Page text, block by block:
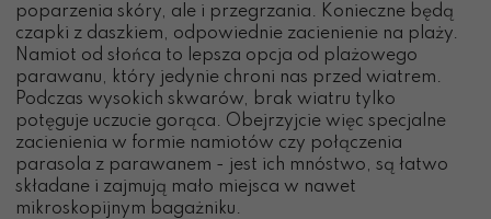
poparzenia skóry, ale i przegrzania. Konieczne będą
czapki z daszkiem, odpowiednie zacienienie na plaży.
Namiot od słońca to lepsza opcja od plażowego
parawanu, który jedynie chroni nas przed wiatrem.
Podczas wysokich skwarów, brak wiatru tylko
potęguje uczucie gorąca. Obejrzyjcie więc specjalne
zacienienia w formie namiotów czy połączenia
parasola z parawanem - jest ich mnóstwo, są łatwo
składane i zajmują mało miejsca w nawet
mikroskopijnym bagażniku.